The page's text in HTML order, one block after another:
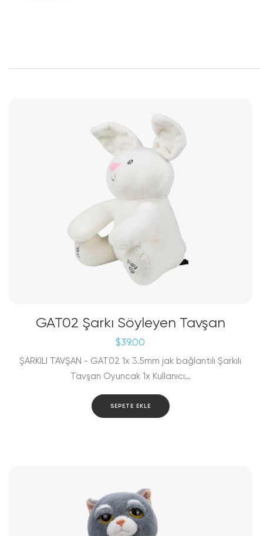
GAT02 Şarkı Söyleyen Tavşan
$39.00
ŞARKILI TAVŞAN - GAT02 1x 3.5mm jak bağlantılı Şarkılı
Tavşan Oyuncak 1x Kullanıcı…
SEPETE EKLE